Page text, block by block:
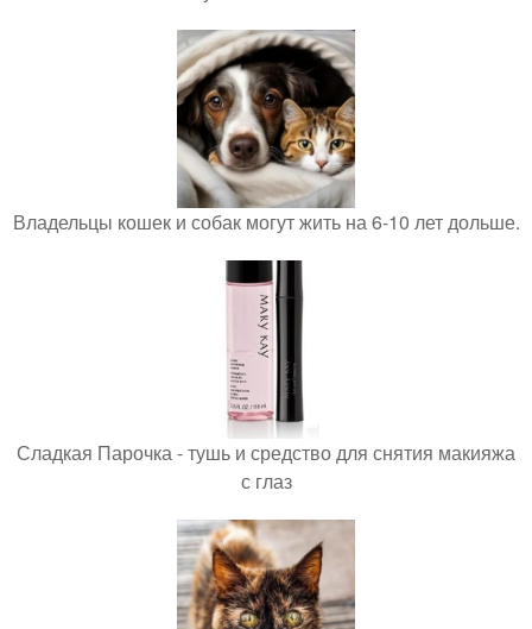
Владельцы кошек и собак могут жить на 6-10 лет дольше.
Сладкая Парочка - тушь и средство для снятия макияжа
с глаз